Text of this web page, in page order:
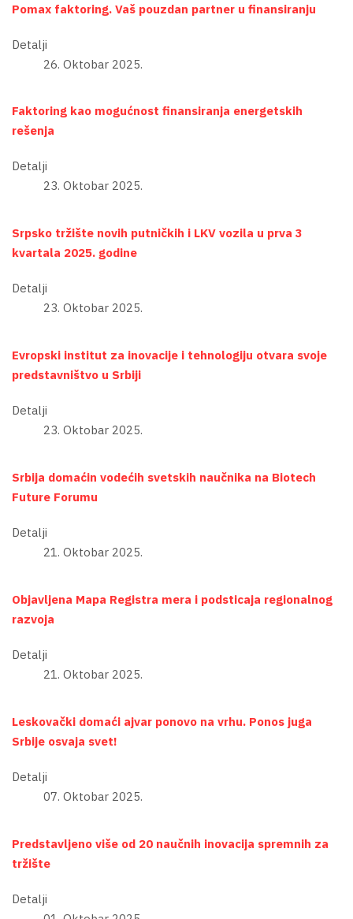
Pomax faktoring. Vaš pouzdan partner u finansiranju
Detalji
26. Oktobar 2025.
Faktoring kao mogućnost finansiranja energetskih
rešenja
Detalji
23. Oktobar 2025.
Srpsko tržište novih putničkih i LKV vozila u prva 3
kvartala 2025. godine
Detalji
23. Oktobar 2025.
Evropski institut za inovacije i tehnologiju otvara svoje
predstavništvo u Srbiji
Detalji
23. Oktobar 2025.
Srbija domaćin vodećih svetskih naučnika na Biotech
Future Forumu
Detalji
21. Oktobar 2025.
Objavlјena Mapa Registra mera i podsticaja regionalnog
razvoja
Detalji
21. Oktobar 2025.
Leskovački domaći ajvar ponovo na vrhu. Ponos juga
Srbije osvaja svet!
Detalji
07. Oktobar 2025.
Predstavljeno više od 20 naučnih inovacija spremnih za
tržište
Detalji